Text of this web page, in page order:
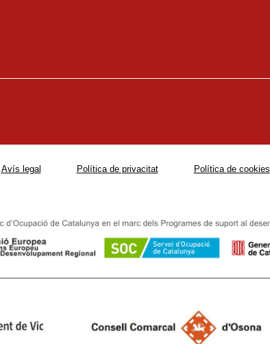
Avís legal Política de privacitat Política de cookies